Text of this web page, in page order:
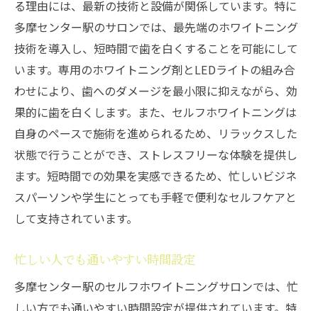
る理由には、最新の技術と設備が関係しています。特に
多摩センター駅のサロンでは、最先端のホワイトニング
技術を導入し、短時間で歯を白くすることを可能にして
います。専用のホワイトニング剤とLEDライトの組み合
わせにより、歯へのダメージを最小限に抑えながら、効
果的に歯を白くします。また、セルフホワイトニングは
自身のペースで施術を進められるため、リラックスした
状態で行うことができ、ストレスフリーな体験を提供し
ます。短時間での効果を実感できるため、忙しいビジネ
スパーソンや学生にとっても手軽で便利なセルフケアと
して支持されています。
忙しい人でも通いやすい時間設定
多摩センター駅のセルフホワイトニングサロンでは、忙
しい方でも通いやすい時間設定が提供されています。特